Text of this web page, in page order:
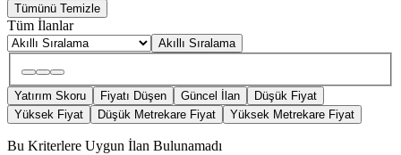
Tümünü Temizle
Tüm İlanlar
Akıllı Sıralama
Yatırım Skoru Fiyatı Düşen Güncel İlan
Düşük Fiyat
Yüksek Fiyat
Düşük Metrekare Fiyat Yüksek Metrekare Fiyat
Bu Kriterlere Uygun İlan Bulunamadı